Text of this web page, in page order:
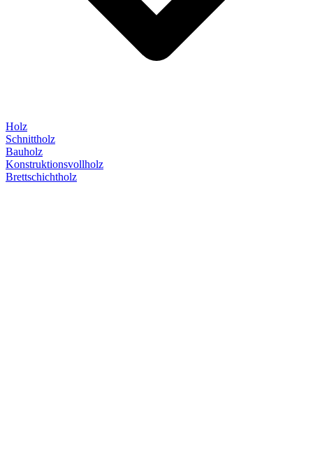
Holz
Schnittholz
Bauholz
Konstruktionsvollholz
Brettschichtholz